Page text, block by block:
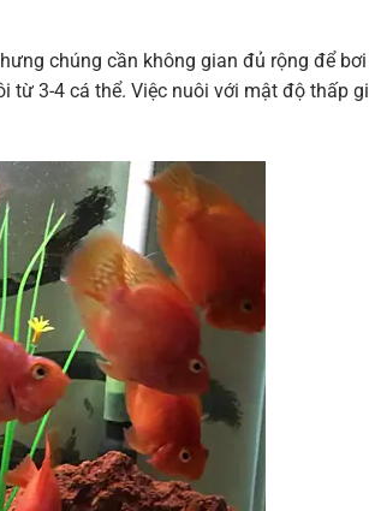
chúng cần không gian đủ rộng để
từ 3-4 cá thể. Việc nuôi với mật độ thấp